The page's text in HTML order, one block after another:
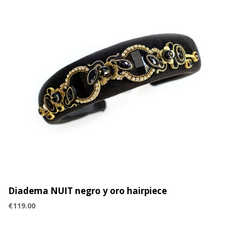
Diadema NUIT negro y oro hairpiece
€119.00